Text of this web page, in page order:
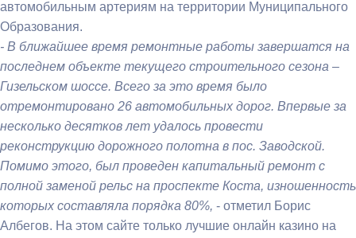
автомобильным артериям на территории Муниципального
Образования.
- В ближайшее время ремонтные работы завершатся на
последнем объекте текущего строительного сезона –
Гизельском шоссе. Всего за это время было
отремонтировано 26 автомобильных дорог. Впервые за
несколько десятков лет удалось провести
реконструкцию дорожного полотна в пос. Заводской.
Помимо этого, был проведен капитальный ремонт с
полной заменой рельс на проспекте Коста, изношенность
которых составляла порядка 80%, - отметил Борис
Албегов. На этом сайте только лучшие онлайн казино на